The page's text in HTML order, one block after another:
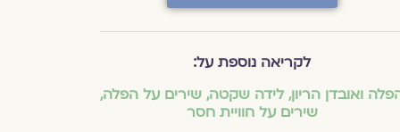
לקריאה נוספת על:
ואובדן הריון,לידה שקטה, שירים על הפלה,
שירים על חוויית חסר